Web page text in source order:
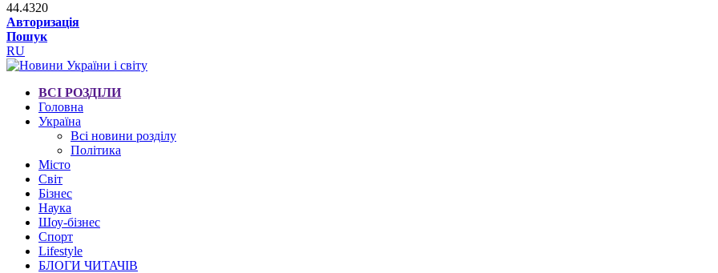
44.4320
Авторизація
Пошук
RU
ВСІ РОЗДІЛИ
Головна
Україна
Всі новини розділу
Політика
Місто
Світ
Бізнес
Наука
Шоу-бізнес
Спорт
Lifestyle
БЛОГИ ЧИТАЧІВ